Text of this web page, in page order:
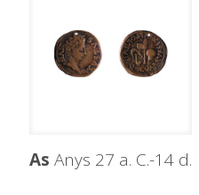
As Anys 27 a. C.-14 d.